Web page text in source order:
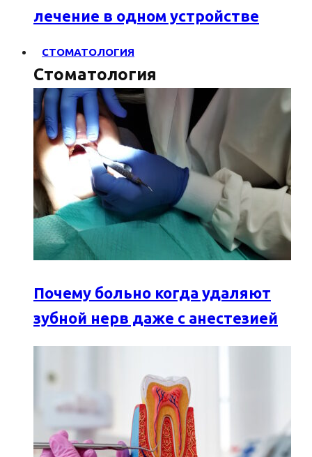
лечение в одном устройстве
СТОМАТОЛОГИЯ
Стоматология
Почему больно когда удаляют
зубной нерв даже с анестезией